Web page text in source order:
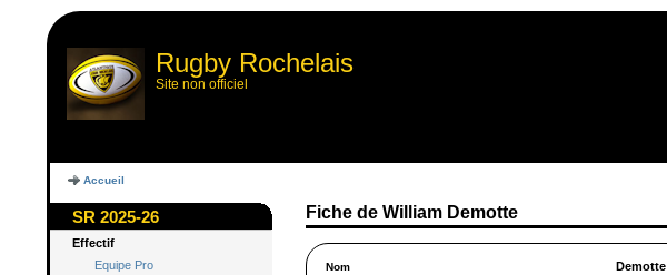
Rugby Rochelais
Site non officiel
Accueil
SR 2025-26
Effectif
Equipe Pro
Fiche de William Demotte
Nom Demotte